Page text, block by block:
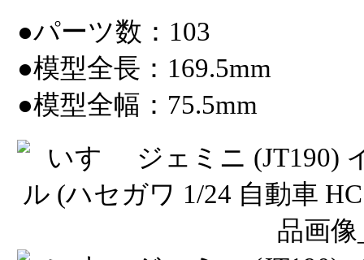
●パーツ数：103
●模型全長：169.5mm
●模型全幅：75.5mm